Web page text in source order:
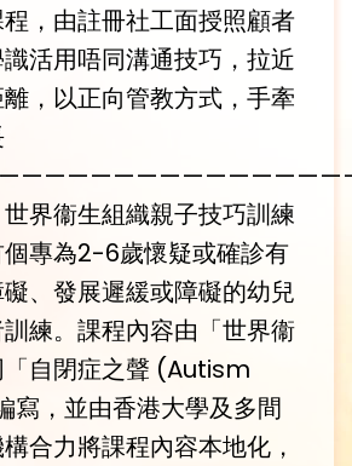
，由註冊社工面授照顧者
活用唔同溝通技巧，拉近
，以正向管教方式，手牽
世界衞生組織親子技巧訓練
專為2-6歲懷疑或確診有
、發展遲緩或障礙的幼兒
練。課程內容由「世界衞
自閉症之聲 (Autism
，並由香港大學及多間
合力將課程內容本地化，